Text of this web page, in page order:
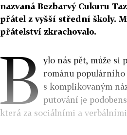
nazvaná Bezbarvý Cukuru
přátel z vyšší střední školy.
přátelství zkrachovalo.
B ylo nás pět, může si
románu
s komplikovaným
putování je
která za sociálními a